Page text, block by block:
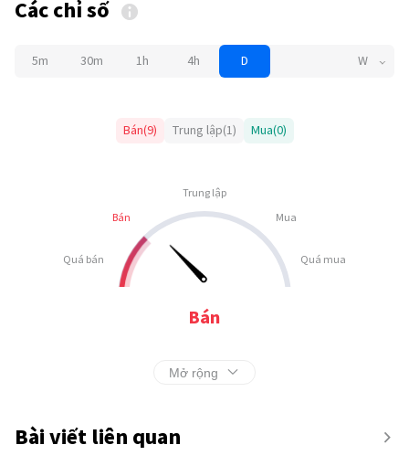
Các chỉ số
5m 30m 1h 4h D W
Bán(9) Trung lập(1) Mua(0)
Trung lập
Bán
Mua
Quá bán Quá mua
Bán
Mở rộng
Bài viết liên quan